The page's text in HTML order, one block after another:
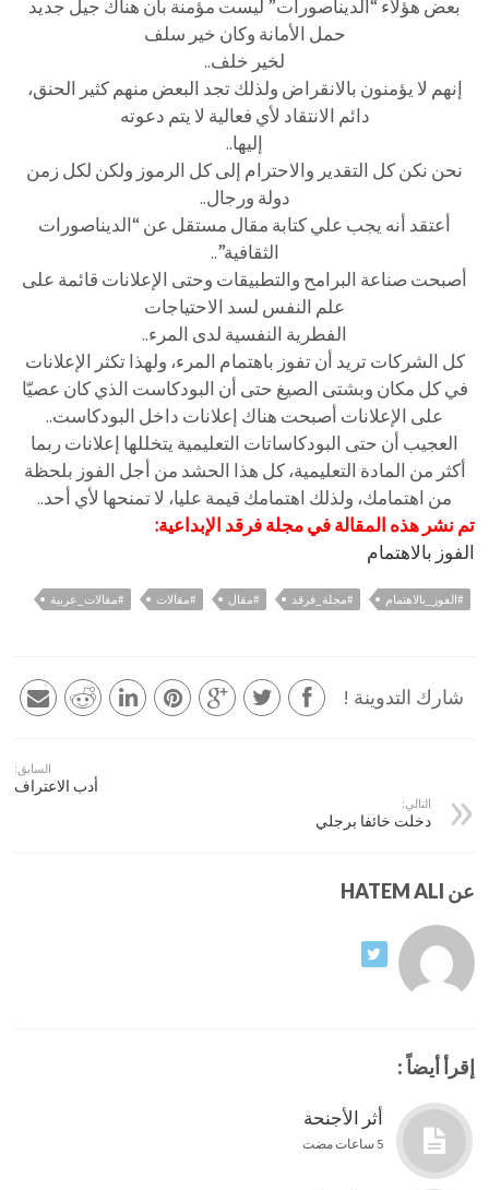
بعض هؤلاء “الديناصورات” ليست مؤمنة بأن هناك جيل جديد
حمل الأمانة وكان خير سلف
لخير خلف..
إنهم لا يؤمنون بالانقراض ولذلك تجد البعض منهم كثير الحنق،
دائم الانتقاد لأي فعالية لا يتم دعوته
إليها..
نحن نكن كل التقدير والاحترام إلى كل الرموز ولكن لكل زمن
دولة ورجال..
أعتقد أنه يجب علي كتابة مقال مستقل عن “الديناصورات
الثقافية”..
أصبحت صناعة البرامح والتطبيقات وحتى الإعلانات قائمة على
علم النفس لسد الاحتياجات
الفطرية النفسية لدى المرء..
كل الشركات تريد أن تفوز باهتمام المرء، ولهذا تكثر الإعلانات
في كل مكان وبشتى الصيغ حتى أن البودكاست الذي كان عصيّا
على الإعلانات أصبحت هناك إعلانات داخل البودكاست..
العجيب أن حتى البودكاساتات التعليمية يتخللها إعلانات ربما
أكثر من المادة التعليمية، كل هذا الحشد من أجل الفوز بلحظة
من اهتمامك، ولذلك اهتمامك قيمة عليا، لا تمنحها لأي أحد..
تم نشر هذه المقالة في مجلة فرقد الإبداعية:
الفوز بالاهتمام
#الفوز_بالاهتمام #مجلة_فرقد #مقال #مقالات #مقالات_عربية
شارك التدوينة !
السابق:
أدب الاعتراف
التالي:
دخلت خائفا برجلي
عن HATEM ALI
إقرأ أيضاً :
أثر الأجنحة
5 ساعات مضت